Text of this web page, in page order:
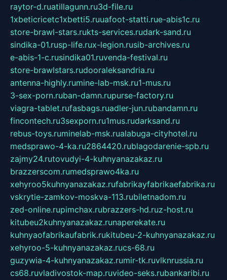
raytor-d.ruatillagunn.ru3d-file.ru
1xbeticricetc1xbetti5.ruuafoot-statti.rue-abis1c.ru
store-brawl-stars.rukts-services.rudark-sand.ru
sindika-01.rusp-life.rux-legion.rusib-archives.ru
e-abis-1-c.rusindika01.ruvenda-festival.ru
store-brawlstars.rudooraleksandria.ru
antenna-highly.rumine-lab-msk.ru1-mus.ru
3-sex-porn.ruban-damn.rupurse-factory.ru
viagra-tablet.rufasbags.ruadler-jun.rubandamn.ru
fincontech.ru3sexporn.ru1mus.rudarksand.ru
rebus-toys.ruminelab-msk.rualabuga-cityhotel.ru
medsprawo-4-ka.ru2864420.rublagodarenie-spb.ru
zajmy24.rutovudyi-4-kuhnyanazakaz.ru
brazzerscom.rumedsprawo4ka.ru
xehyroo5kuhnyanazakaz.rufabrikayfabrikaefabrika.ru
vskrytie-zamkov-moskva-113.rubiletnadom.ru
zed-online.rupimchax.rubrazzers-hd.ruz-host.ru
kitubeu2kuhnyanazakaz.runaperekate.ru
kuhnyaofabrikaufabrik.rukitubeu-2-kuhnyanazakaz.ru
xehyroo-5-kuhnyanazakaz.rucs-68.ru
guzywia-4-kuhnyanazakaz.rumir-tk.ruvlknrussia.ru
cs68.ruvladivostok-map.ruvideo-seks.rubankaribi.ru